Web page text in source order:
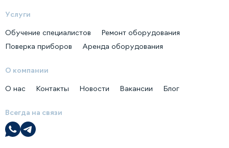
Услуги
Обучение специалистов
Ремонт оборудования
Поверка приборов
Аренда оборудования
О компании
О нас Контакты Новости Вакансии Блог
Всегда на связи